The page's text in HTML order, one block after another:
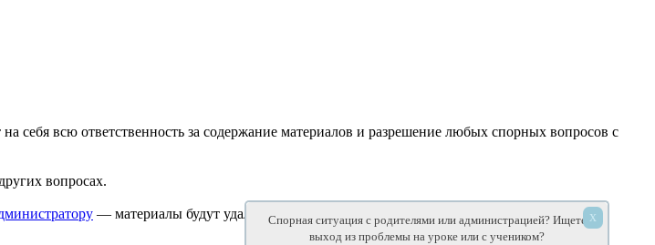
себя всю ответственность за содержание материалов и разрешение любых спорных вопросов с
вопросах.
— материалы будут удалены.Спорная ситуация с родителями или администрацией? Ищете
выход из проблемы на уроке или с учеником?
х